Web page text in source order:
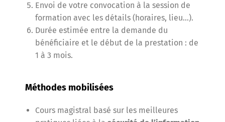
Envoi de votre convocation à la session de
formation avec les détails (horaires, lieu…).
Durée estimée entre la demande du
bénéficiaire et le début de la prestation : de
1 à 3 mois.
Méthodes mobilisées
Cours magistral basé sur les meilleures